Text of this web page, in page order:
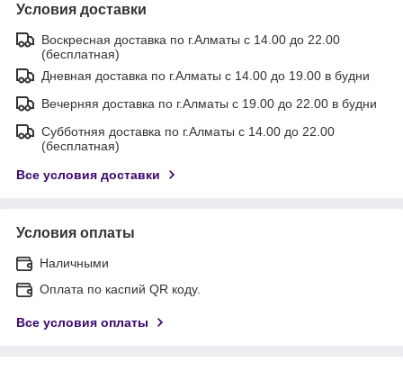
Условия доставки
Воскресная доставка по г.Алматы с 14.00 до 22.00
(бесплатная)
Дневная доставка по г.Алматы с 14.00 до 19.00 в будни
Вечерняя доставка по г.Алматы с 19.00 до 22.00 в будни
Субботняя доставка по г.Алматы с 14.00 до 22.00
(бесплатная)
Все условия доставки
Условия оплаты
Наличными
Оплата по каспий QR коду.
Все условия оплаты